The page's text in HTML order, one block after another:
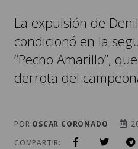
La expulsión de
condicionó en la
“Pecho Amarillo”,
derrota del
POR OSCAR CORONADO
COMPARTIR: